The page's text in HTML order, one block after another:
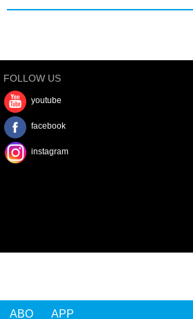
ABO APP
FOLLOW US
youtube
facebook
instagram